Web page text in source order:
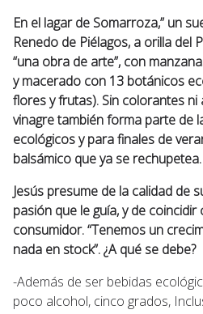
En el lagar de Somarroza,” un
Renedo de Piélagos, a orilla del
“una obra de arte”, con
y macerado con 13 botánicos
flores y frutas). Sin colorantes ni
vinagre también forma parte de
ecológicos y para finales de
balsámico que ya se rechupetea.
Jesús presume de la calidad de
pasión que le guía, y de coincidir
consumidor. “Tenemos un
nada en stock”. ¿A qué se debe?
-Además de ser bebidas
poco alcohol, cinco grados,